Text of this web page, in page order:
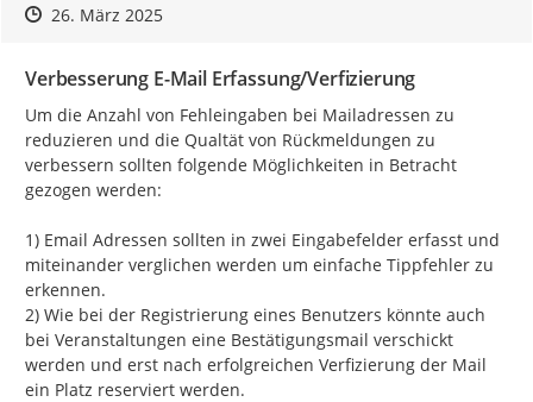
Zeitpunkt des Erstellens
Zeitpunkt des Erstellens
26. März 2025Zur Äußerung
Verbesserung E-Mail Erfassung/Verfizierung
Um die Anzahl von Fehleingaben bei Mailadressen zu
reduzieren und die Qualtät von Rückmeldungen zu
verbessern sollten folgende Möglichkeiten in Betracht
gezogen werden:
1) Email Adressen sollten in zwei Eingabefelder erfasst und
miteinander verglichen werden um einfache Tippfehler zu
erkennen.
2) Wie bei der Registrierung eines Benutzers könnte auch
bei Veranstaltungen eine Bestätigungsmail verschickt
werden und erst nach erfolgreichen Verfizierung der Mail
ein Platz reserviert werden.